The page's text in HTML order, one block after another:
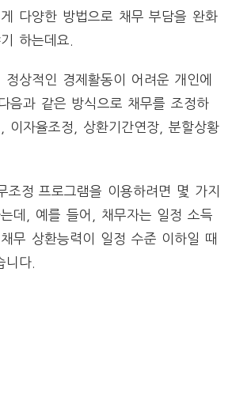
다양한 방법으로 채무 부담을 완화
하는데요.
상적인 경제활동이 어려운 개인에
음과 같은 방식으로 채무를 조정하
이자율조정, 상환기간연장, 분할상황
조정 프로그램을 이용하려면 몇 가지
데, 예를 들어, 채무자는 일정 소득
무 상환능력이 일정 수준 이하일 때
다.